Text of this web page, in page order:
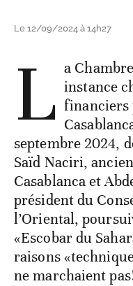
Le 12/09/2024 à 14h27
L a
instance
financiers
septembre 2024,
Saïd Naciri,
Casablanca et
président du
l’Oriental,
«Escobar du
raisons
ne marchaient